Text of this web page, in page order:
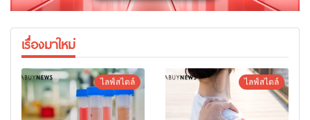
เรื่องมาใหม่
ไลฟ์สไตล์ ไลฟ์สไตล์